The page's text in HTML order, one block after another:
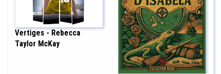
Vertiges - Rebecca
Taylor McKay